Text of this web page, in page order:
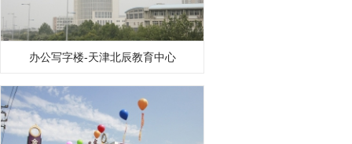
办公写字楼-天津北辰教育中心